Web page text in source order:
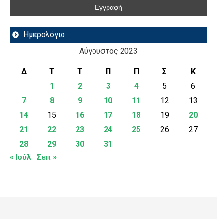
Ημερολόγιο
Αύγουστος 2023
Δ Τ Τ Π Π Σ
Κ
1
2 3 4 5
6
7
8 9 10 11 12
13
14
15 16 17 18 19
20
21
22 23 24 25 26
27
28
29 30
31
« Ιούλ
Σεπ »